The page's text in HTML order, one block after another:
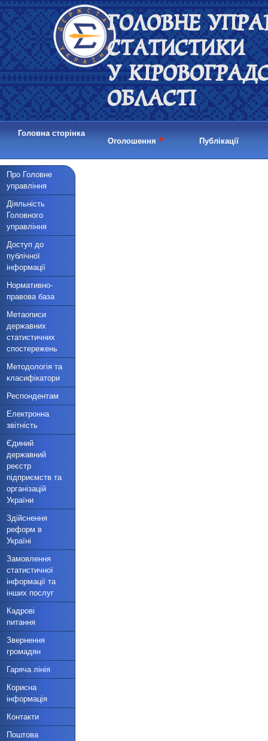
ГОЛОВНЕ
СТАТИСТИКИ
У
ОБЛАСТІ
Головна сторінка
Оголошення • Публікації
Про Головне
управління
Діяльність
Головного
управління
Доступ до
публічної
інформації
Нормативно-
правова база
Метаописи
державних
статистичних
спостережень
Методологія та
класифікатори
Респондентам
Електронна
звітність
Єдиний
державний
реєстр
підприємств та
організацій
України
Здійснення
реформ в
Україні
Замовлення
статистичної
інформації та
інших послуг
Кадрові
питання
Звернення
громадян
Гаряча лінія
Корисна
інформація
Контакти
Поштова